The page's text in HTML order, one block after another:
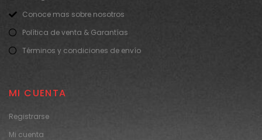
Conoce mas sobre nosotros
Política de venta & Garantías
Términos y condiciones de envío
MI CUENTA
Registrarse
Mi cuenta